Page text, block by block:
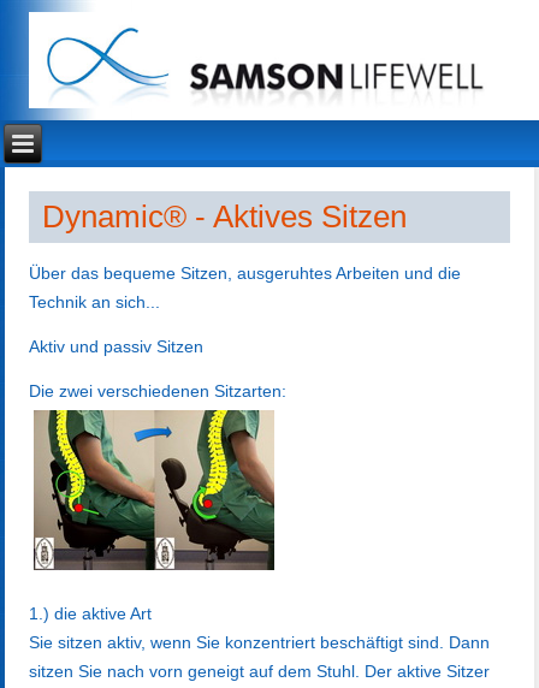
Dynamic® - Aktives Sitzen
Über das bequeme Sitzen, ausgeruhtes Arbeiten und die
Technik an sich...
Aktiv und passiv Sitzen
Die zwei verschiedenen Sitzarten:
1.) die aktive Art
Sie sitzen aktiv, wenn Sie konzentriert beschäftigt sind. Dann
sitzen Sie nach vorn geneigt auf dem Stuhl. Der aktive Sitzer